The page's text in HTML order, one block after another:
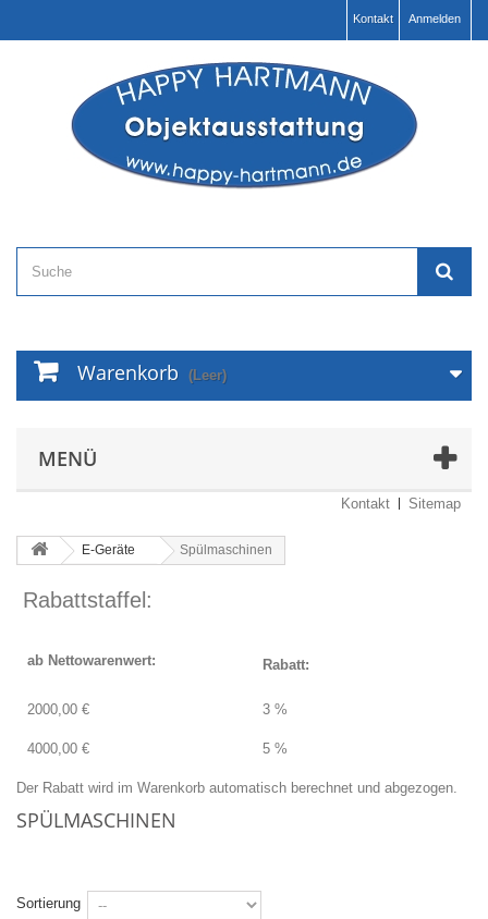
Anmelden
Kontakt
Warenkorb (Leer)
MENÜ
Kontakt Sitemap
E-Geräte Spülmaschinen
Rabattstaffel:
ab Nettowarenwert: Rabatt:
2000,00 € 3 %
4000,00 € 5 %
Der Rabatt wird im Warenkorb automatisch berechnet und abgezogen.
SPÜLMASCHINEN
Sortierung